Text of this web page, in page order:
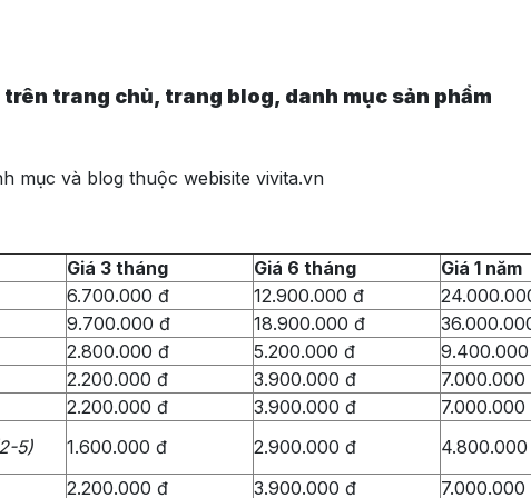
trang chủ, trang blog, danh mục sản phẩm
mục và blog thuộc webisite vivita.vn
Giá 3 tháng Giá 6 tháng
Giá 1 năm
6.700.000 đ 12.900.000 đ
9.700.000 đ 18.900.000 đ
2.800.000 đ 5.200.000 đ
2.200.000 đ 3.900.000 đ
7.000.000
2.200.000 đ 3.900.000 đ
7.000.000
5)
1.600.000 đ 2.900.000 đ
2.200.000 đ 3.900.000 đ
7.000.000